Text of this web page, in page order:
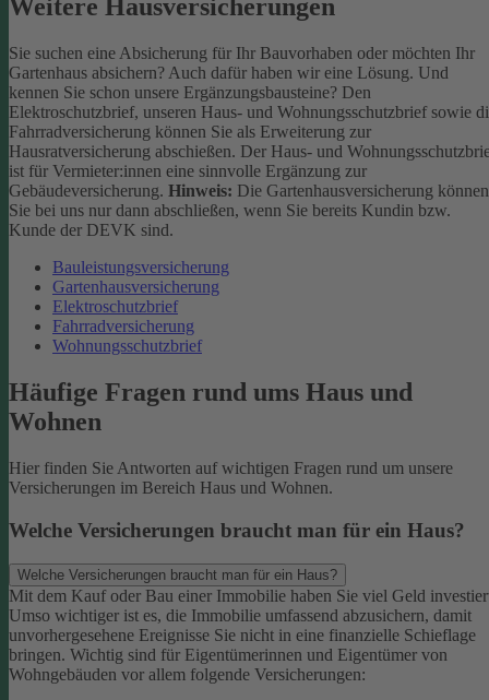
Weitere Hausversicherungen
Sie suchen eine Absicherung für Ihr Bauvorhaben oder möchten Ihr
Gartenhaus absichern? Auch dafür haben wir eine Lösung. Und
kennen Sie schon unsere Ergänzungsbausteine? Den
Elektroschutzbrief, unseren Haus- und Wohnungsschutzbrief sowie
Fahrradversicherung können Sie als Erweiterung zur
Hausratversicherung abschießen. Der Haus- und
ist für Vermieter:innen eine sinnvolle Ergänzung zur
Gebäudeversicherung. Hinweis: Die Gartenhausversicherung können
Sie bei uns nur dann abschließen, wenn Sie bereits Kundin bzw.
Kunde der DEVK sind.
Bauleistungsversicherung
Gartenhausversicherung
Elektroschutzbrief
Fahrradversicherung
Wohnungsschutzbrief
Häufige Fragen rund ums Haus und
Wohnen
Hier finden Sie Antworten auf wichtigen Fragen rund um unsere
Versicherungen im Bereich Haus und Wohnen.
Welche Versicherungen braucht man für ein Haus?
Welche Versicherungen braucht man für ein Haus?
Mit dem Kauf oder Bau einer Immobilie haben Sie viel Geld
Umso wichtiger ist es, die Immobilie umfassend abzusichern, damit
unvorhergesehene Ereignisse Sie nicht in eine finanzielle Schieflage
bringen. Wichtig sind für Eigentümerinnen und Eigentümer von
Wohngebäuden vor allem folgende Versicherungen: